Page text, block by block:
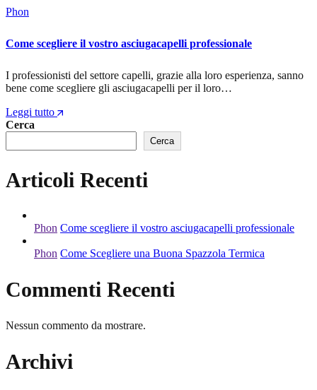
Phon
Come scegliere il vostro asciugacapelli professionale
I professionisti del settore capelli, grazie alla loro esperienza, sanno
bene come scegliere gli asciugacapelli per il loro…
Leggi tutto
Cerca
Cerca
Articoli Recenti
Phon Come scegliere il vostro asciugacapelli professionale
Phon Come Scegliere una Buona Spazzola Termica
Commenti Recenti
Nessun commento da mostrare.
Archivi